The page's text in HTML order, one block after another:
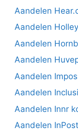
Aandelen
Aandelen
Aandelen
Aandelen
Aandelen
Aandelen
Aandelen Innr
Aandelen